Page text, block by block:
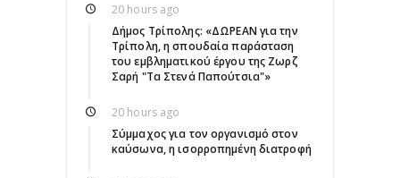
20 hours ago
Δήμος Τρίπολης: «ΔΩΡΕΑΝ για την
Τρίπολη, η σπουδαία παράσταση
του εμβληματικού έργου της Ζωρζ
Σαρή "Τα Στενά Παπούτσια"»
20 hours ago
Σύμμαχος για τον οργανισμό στον
καύσωνα, η ισορροπημένη διατροφή